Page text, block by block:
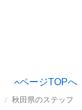
ページTOPへ
秋田県のステップ